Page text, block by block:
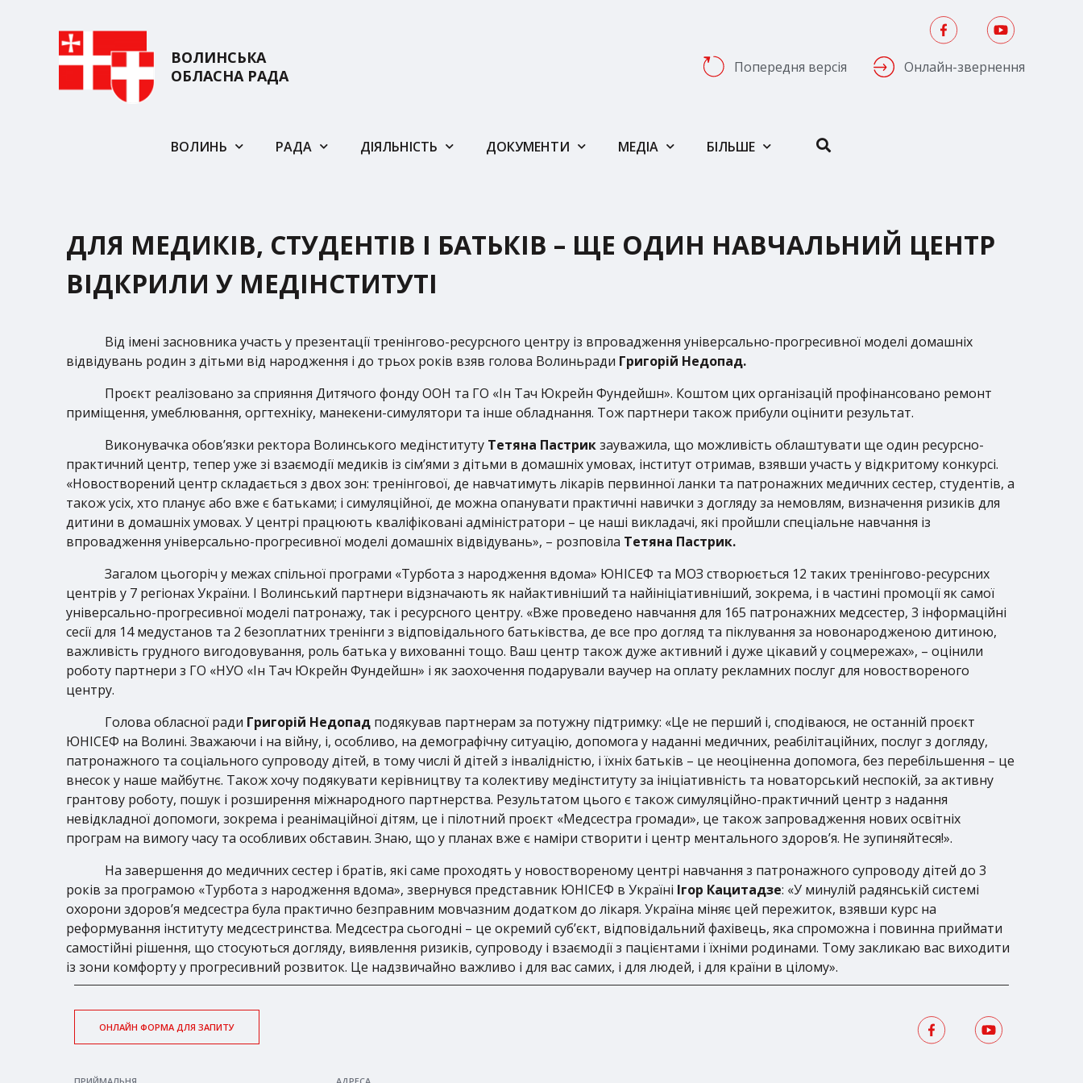
ВОЛИНСЬКА
ОБЛАСНА РАДА
Попередня версія Онлайн-звернення
ВОЛИНЬ РАДА ДІЯЛЬНІСТЬ ДОКУМЕНТИ МЕДІА БІЛЬШЕ
ДЛЯ МЕДИКІВ, СТУДЕНТІВ І БАТЬКІВ – ЩЕ ОДИН НАВЧАЛЬНИЙ ЦЕНТР
ВІДКРИЛИ У МЕДІНСТИТУТІ
Від імені засновника участь у презентації тренінгово-ресурсного центру із впровадження універсально-прогресивної моделі домашніх
відвідувань родин з дітьми від народження і до трьох років взяв голова Волиньради Григорій Недопад.
Проєкт реалізовано за сприяння Дитячого фонду ООН та ГО «Ін Тач Юкрейн Фундейшн». Коштом цих організацій профінансовано ремонт
приміщення, умеблювання, оргтехніку, манекени-симулятори та інше обладнання. Тож партнери також прибули оцінити результат.
Виконувачка обов’язки ректора Волинського медінституту Тетяна Пастрикзауважила, що можливість облаштувати ще один ресурсно-
практичний центр, тепер уже зі взаємодії медиків із сім’ями з дітьми в домашніх умовах, інститут отримав, взявши участь у відкритому конкурсі.
«Новостворений центр складається з двох зон: тренінгової, де навчатимуть лікарів первинної ланки та патронажних медичних сестер, студентів, а
також усіх, хто планує або вже є батьками; і симуляційної, де можна опанувати практичні навички з догляду за немовлям, визначення ризиків для
дитини в домашніх умовах. У центрі працюють кваліфіковані адміністратори – це наші викладачі, які пройшли спеціальне навчання із
впровадження універсально-прогресивної моделі домашніх відвідувань», – розповіла Тетяна Пастрик.
Загалом цьогоріч у межах спільної програми «Турбота з народження вдома» ЮНІСЕФ та МОЗ створюється 12 таких тренінгово-ресурсних
центрів у 7 регіонах України. І Волинський партнери відзначають як найактивніший та найініціативніший, зокрема, і в частині промоції як самої
універсально-прогресивної моделі патронажу, так і ресурсного центру. «Вже проведено навчання для 165 патронажних медсестер, 3 інформаційні
сесії для 14 медустанов та 2 безоплатних тренінги з відповідального батьківства, де все про догляд та піклування за новонародженою дитиною,
важливість грудного вигодовування, роль батька у вихованні тощо. Ваш центр також дуже активний і дуже цікавий у соцмережах», – оцінили
роботу партнери з ГО «НУО «Ін Тач Юкрейн Фундейшн» і як заохочення подарували ваучер на оплату рекламних послуг для новоствореного
центру.
Голова обласної ради Григорій Недопад подякував партнерам за потужну підтримку: «Це не перший і, сподіваюся, не останній проєкт
ЮНІСЕФ на Волині. Зважаючи і на війну, і, особливо, на демографічну ситуацію, допомога у наданні медичних, реабілітаційних, послуг з догляду,
патронажного та соціального супроводу дітей, в тому числі й дітей з інвалідністю, і їхніх батьків – це неоціненна допомога, без перебільшення – це
внесок у наше майбутнє. Також хочу подякувати керівництву та колективу медінституту за ініціативність та новаторський неспокій, за активну
грантову роботу, пошук і розширення міжнародного партнерства. Результатом цього є також симуляційно-практичний центр з надання
невідкладної допомоги, зокрема і реанімаційної дітям, це і пілотний проєкт «Медсестра громади», це також запровадження нових освітніх
програм на вимогу часу та особливих обставин. Знаю, що у планах вже є наміри створити і центр ментального здоров’я. Не зупиняйтеся!».
На завершення до медичних сестер і братів, які саме проходять у новоствореному центрі навчання з патронажного супроводу дітей до 3
років за програмою «Турбота з народження вдома», звернувся представник ЮНІСЕФ в Україні Ігор Кацитадзе: «У минулій радянській системі
охорони здоров’я медсестра була практично безправним мовчазним додатком до лікаря. Україна міняє цей пережиток, взявши курс на
реформування інституту медсестринства. Медсестра сьогодні – це окремий суб’єкт, відповідальний фахівець, яка спроможна і повинна приймати
самостійні рішення, що стосуються догляду, виявлення ризиків, супроводу і взаємодії з пацієнтами і їхніми родинами. Тому закликаю вас виходити
із зони комфорту у прогресивний розвиток. Це надзвичайно важливо і для вас самих, і для людей, і для країни в цілому».
ОНЛАЙН ФОРМА ДЛЯ ЗАПИТУ